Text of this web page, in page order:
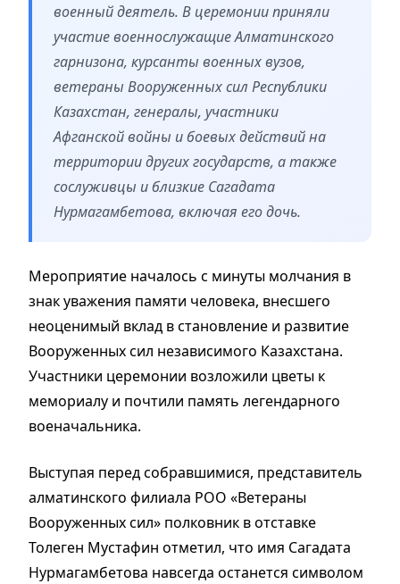
военный деятель. В церемонии приняли
участие военнослужащие Алматинского
гарнизона, курсанты военных вузов,
ветераны Вооруженных сил Республики
Казахстан, генералы, участники
Афганской войны и боевых действий на
территории других государств, а также
сослуживцы и близкие Сагадата
Нурмагамбетова, включая его дочь.
Мероприятие началось с минуты молчания в
знак уважения памяти человека, внесшего
неоценимый вклад в становление и развитие
Вооруженных сил независимого Казахстана.
Участники церемонии возложили цветы к
мемориалу и почтили память легендарного
военачальника.
Выступая перед собравшимися, представитель
алматинского филиала РОО «Ветераны
Вооруженных сил» полковник в отставке
Толеген Мустафин отметил, что имя Сагадата
Нурмагамбетова навсегда останется символом